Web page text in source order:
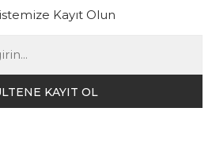
Kayıt Olun
KAYIT OL